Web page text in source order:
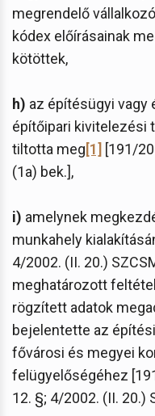
megrendelő
kódex előírásainak
kötöttek,
h) az építésügyi vagy
építőipari kivitelezési
tiltotta meg[1] [191/
(1a) bek.],
i) amelynek
munkahely
4/2002. (II. 20.)
meghatározott
rögzített adatok
bejelentette az
fővárosi és megyei
felügyelőségéhez
12. §; 4/2002. (II. 20.)